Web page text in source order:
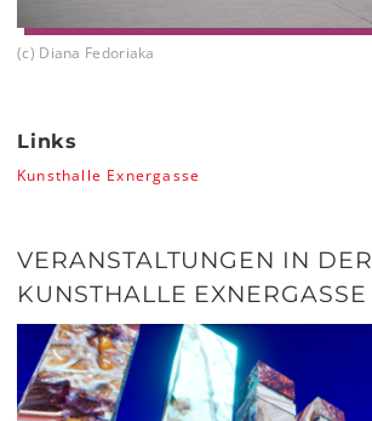
(c) Diana Fedoriaka
Links
Kunsthalle Exnergasse
VERANSTALTUNGEN IN DER
KUNSTHALLE EXNERGASSE